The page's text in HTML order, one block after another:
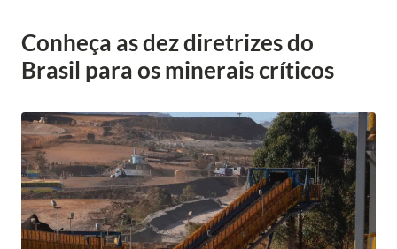
Conheça as dez diretrizes do
Brasil para os minerais críticos